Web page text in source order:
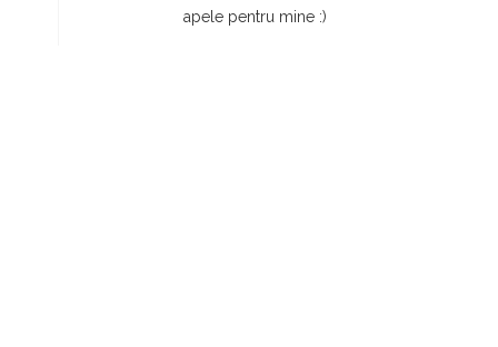
apele pentru mine :)